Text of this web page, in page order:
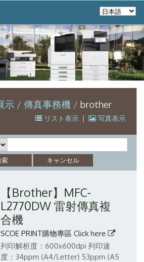
示 傳真事務機 brother
リスト表示 | 写真表示
【Brother】MFC-
L2770DW 雷射傳真複
合機
SCOE PRINT購物專區 Click here
列印解析度：600x600dpi 列印速
度：34ppm (A4/Letter) 53ppm (A5